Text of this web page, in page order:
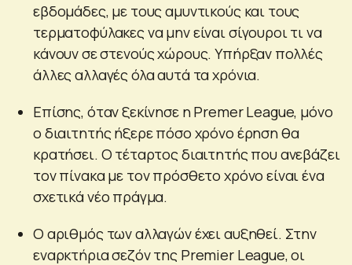
εβδομάδες, με τους αμυντικούς και τους
τερματοφύλακες να μην είναι σίγουροι τι να
κάνουν σε στενούς χώρους. Υπήρξαν πολλές
άλλες αλλαγές όλα αυτά τα χρόνια.
Επίσης, όταν ξεκίνησε η Premer League, μόνο
ο διαιτητής ήξερε πόσο χρόνο έρηση θα
κρατήσει. Ο τέταρτος διαιτητής που ανεβάζει
τον πίνακα με τον πρόσθετο χρόνο είναι ένα
σχετικά νέο πράγμα.
Ο αριθμός των αλλαγών έχει αυξηθεί. Στην
εναρκτήρια σεζόν της Premier League, οι